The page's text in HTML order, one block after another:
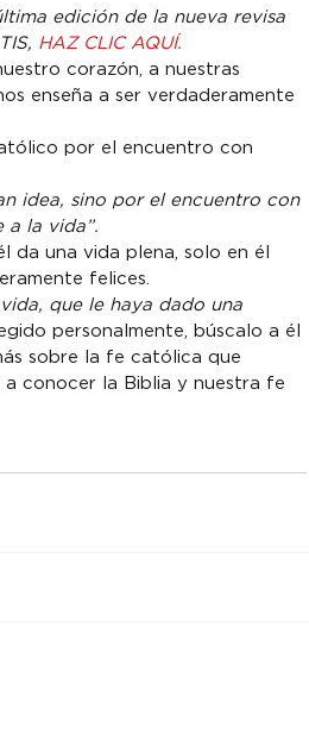
edición de la nueva revisa
HAZ CLIC AQUÍ.
corazón, a nuestras
enseña a ser verdaderamente
por el encuentro con
idea, sino por el encuentro con
a la vida”.
da una vida plena, solo en él
felices.
que le haya dado una
personalmente, búscalo a él
sobre la fe católica que
conocer la Biblia y nuestra fe